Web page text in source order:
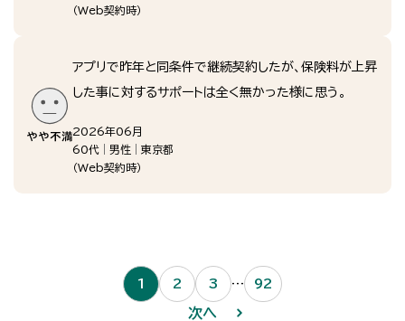
（Web契約時）
アプリで昨年と同条件で継続契約したが、保険料が上昇
した事に対するサポートは全く無かった様に思う。
2026年06月
60代
男性
東京都
（Web契約時）
1 2 3 … 92
次へ